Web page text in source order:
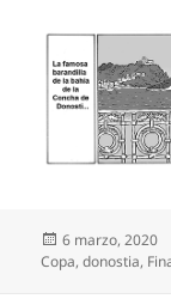
Publicado
el
6 marzo, 2020
Copa,donostia,